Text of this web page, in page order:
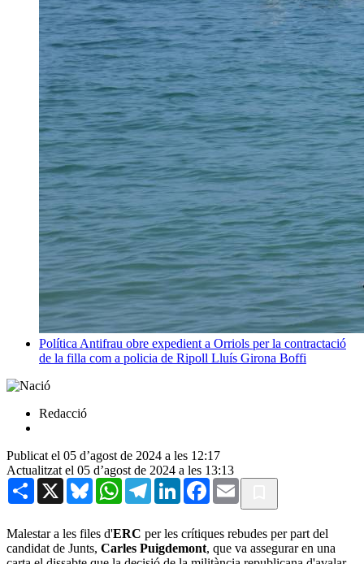
Política Antifrau obre expedient a Orriols per la contractació
de la filla com a policia de Ripoll Lluís Girona Boffi
Redacció
Publicat el 05 d’agost de 2024 a les 12:17
Actualitzat el 05 d’agost de 2024 a les 13:13
Share X BlueskyWhatsAppTelegramLinkedInFacebook
Email
Malestar a les files d'ERC per les crítiques rebudes per part del
candidat de Junts, Carles Puigdemont, que va assegurar en una